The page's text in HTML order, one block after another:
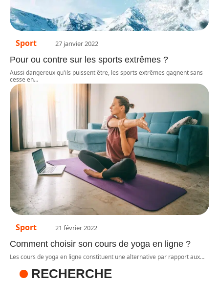
Sport 27 janvier 2022
Pour ou contre sur les sports extrêmes ?
Aussi dangereux qu'ils puissent être, les sports extrêmes gagnent sans
cesse en…
Sport 21 février 2022
Comment choisir son cours de yoga en ligne ?
Les cours de yoga en ligne constituent une alternative par rapport aux…
RECHERCHE